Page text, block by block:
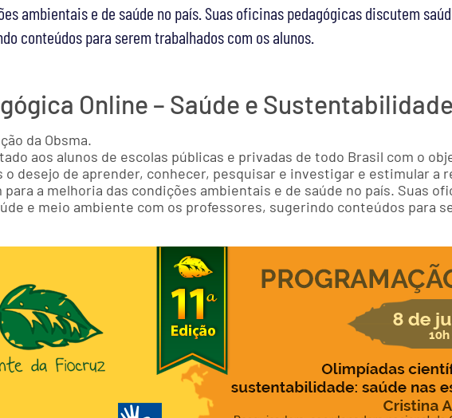
ambientais e de saúde no país. Suas oficinas pedagógicas discutem
conteúdos para serem trabalhados com os alunos.
Online – Saúde e Sustentabilidade
da Obsma.
aos alunos de escolas públicas e privadas de todo Brasil com o
desejo de aprender, conhecer, pesquisar e investigar e estimular a
a melhoria das condições ambientais e de saúde no país. Suas
e meio ambiente com os professores, sugerindo conteúdos para